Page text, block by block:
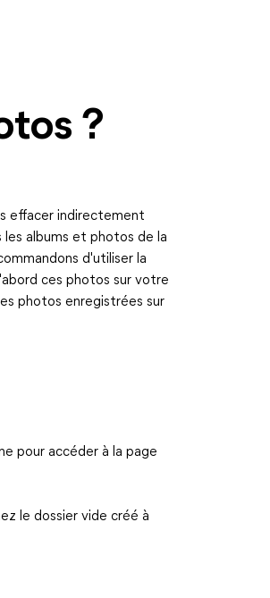
?
effacer indirectement
albums et photos de la
d'utiliser la
ces photos sur votre
photos enregistrées sur
pour accéder à la page
le dossier vide créé à